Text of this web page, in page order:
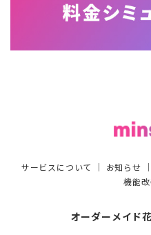
サービスについて ｜ お知らせ ｜
機能
オーダーメイド